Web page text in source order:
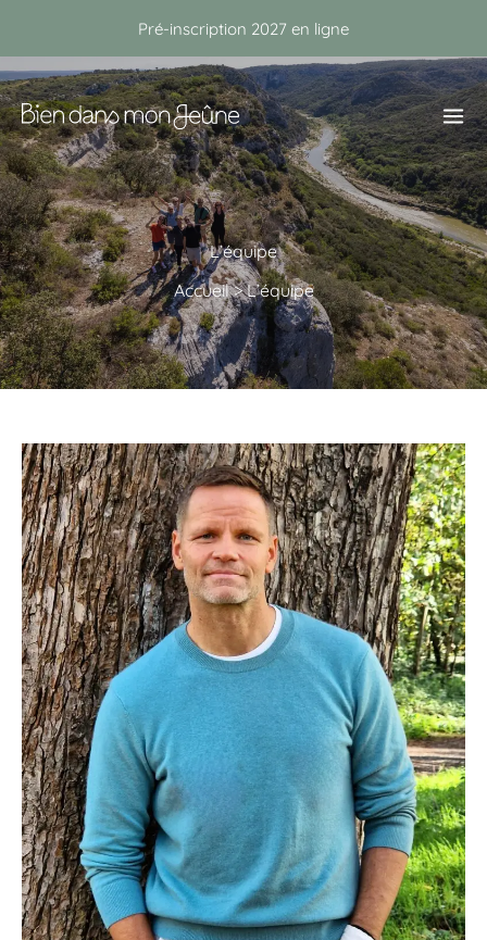
contenu
Pré-inscription 2027 en ligne
L’équipe
Accueil>L’équipe